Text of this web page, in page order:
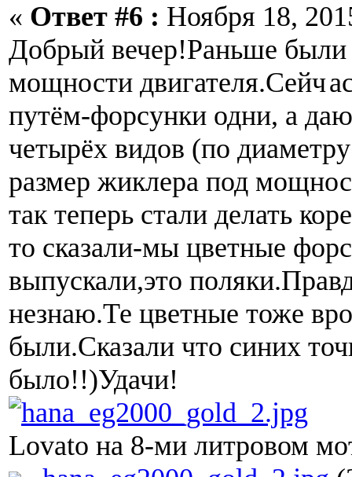
« Ответ #6 : Ноября 18,
Добрый вечер!Раньше были
мощности двигателя.Сейч
путём-форсунки одни, а
четырёх видов (по
размер жиклера под
так теперь стали делать
то сказали-мы цветные
выпускали,это
незнаю.Те цветные тоже
были.Сказали что синих
было!!)Удачи!
Lovato на 8-ми литровом